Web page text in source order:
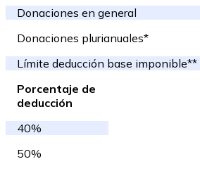
Donaciones en general
Donaciones plurianuales*
Límite deducción base imponible**
Porcentaje de
deducción
40%
50%